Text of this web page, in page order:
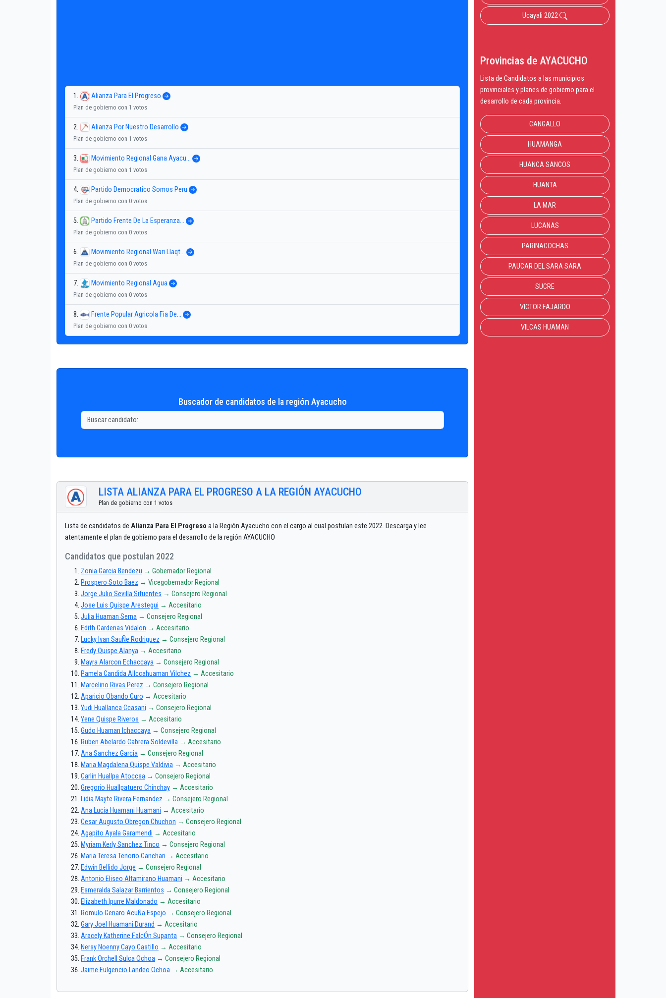
1. Alianza Para El Progreso
Plan de gobierno con 1 votos
2. Alianza Por Nuestro Desarrollo
Plan de gobierno con 1 votos
3. Movimiento Regional Gana Ayacu...
Plan de gobierno con 1 votos
4. Partido Democratico Somos Peru
Plan de gobierno con 0 votos
5. Partido Frente De La Esperanza...
Plan de gobierno con 0 votos
6. Movimiento Regional Wari Llaqt...
Plan de gobierno con 0 votos
7. Movimiento Regional Agua
Plan de gobierno con 0 votos
8. Frente Popular Agricola Fia De...
Plan de gobierno con 0 votos
Buscador de candidatos de la región Ayacucho
LISTA ALIANZA PARA EL PROGRESO A LA REGIÓN AYACUCHO
Plan de gobierno con 1 votos
Lista de candidatos de Alianza Para El Progreso a la Región Ayacucho con el cargo al cual postulan este 2022. Descarga y lee
atentamente el plan de gobierno para el desarrollo de la región AYACUCHO
Candidatos que postulan 2022
Zonia Garcia Bendezu → Gobernador Regional
Prospero Soto Baez → Vicegobernador Regional
Jorge Julio Sevilla Sifuentes → Consejero Regional
Jose Luis Quispe Arestegui → Accesitario
Julia Huaman Serna → Consejero Regional
Edith Cardenas Vidalon → Accesitario
Lucky Ivan SauÑe Rodriguez → Consejero Regional
Fredy Quispe Alanya → Accesitario
Mayra Alarcon Echaccaya → Consejero Regional
Pamela Candida Allccahuaman Vilchez → Accesitario
Marcelino Rivas Perez → Consejero Regional
Aparicio Obando Curo → Accesitario
Yudi Huallanca Ccasani → Consejero Regional
Yene Quispe Riveros → Accesitario
Gudo Huaman Ichaccaya → Consejero Regional
Ruben Abelardo Cabrera Soldevilla → Accesitario
Ana Sanchez Garcia → Consejero Regional
Maria Magdalena Quispe Valdivia → Accesitario
Carlin Huallpa Atoccsa → Consejero Regional
Gregorio Huallpatuero Chinchay → Accesitario
Lidia Mayte Rivera Fernandez → Consejero Regional
Ana Lucia Huamani Huamani → Accesitario
Cesar Augusto Obregon Chuchon → Consejero Regional
Agapito Ayala Garamendi → Accesitario
Myriam Kerly Sanchez Tinco → Consejero Regional
Maria Teresa Tenorio Canchari → Accesitario
Edwin Bellido Jorge → Consejero Regional
Antonio Eliseo Altamirano Huamani → Accesitario
Esmeralda Salazar Barrientos → Consejero Regional
Elizabeth Ipurre Maldonado → Accesitario
Romulo Genaro AcuÑa Espejo → Consejero Regional
Gary Joel Huamani Durand → Accesitario
Aracely Katherine FalcÓn Supanta → Consejero Regional
Nersy Noenny Cayo Castillo → Accesitario
Frank Orchell Sulca Ochoa → Consejero Regional
Jaime Fulgencio Landeo Ochoa → Accesitario
Ucayali 2022
Provincias de AYACUCHO
Lista de Candidatos a las municipios
provinciales y planes de gobierno para el
desarrollo de cada provincia.
CANGALLO
HUAMANGA
HUANCA SANCOS
HUANTA
LA MAR
LUCANAS
PARINACOCHAS
PAUCAR DEL SARA SARA
SUCRE
VICTOR FAJARDO
VILCAS HUAMAN